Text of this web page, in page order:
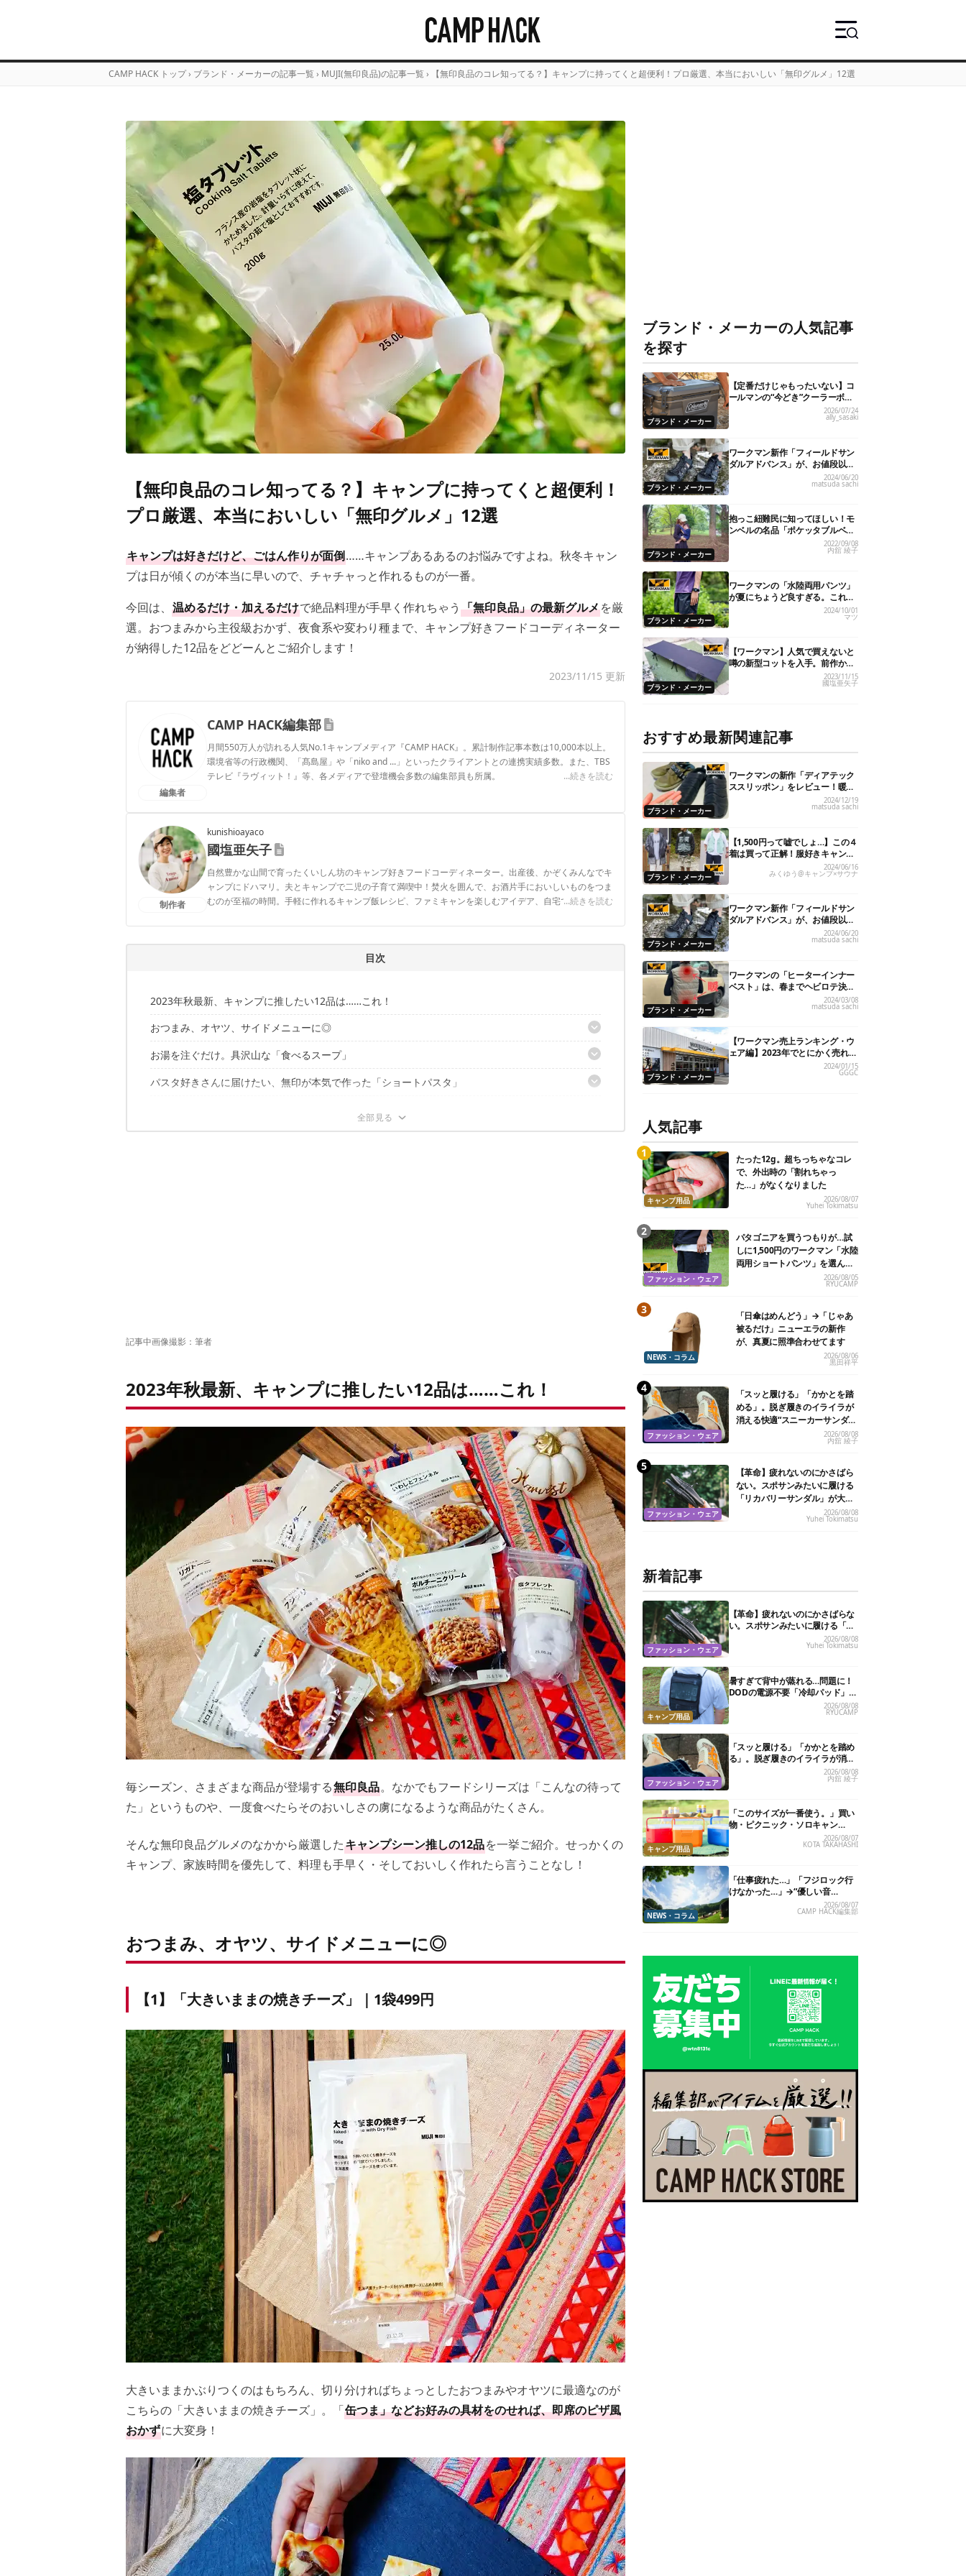
CAMP HACK トップ › ブランド・メーカーの記事一覧 › MUJI(無印良品)の記事一覧 › 【無印良品のコレ知ってる？】キャンプに持ってくと超便利！プロ厳選、本当においしい「無印グルメ」12選
【無印良品のコレ知ってる？】キャンプに持ってくと超便利！
プロ厳選、本当においしい「無印グルメ」12選
キャンプは好きだけど、ごはん作りが面倒……キャンプあるあるのお悩みですよね。秋冬キャン
プは日が傾くのが本当に早いので、チャチャっと作れるものが一番。
今回は、 温めるだけ・加えるだけで絶品料理が手早く作れちゃう 「無印良品」の最新グルメを厳
選。おつまみから主役級おかず、夜食系や変わり種まで、キャンプ好きフードコーディネーター
が納得した12品をどどーんとご紹介します！
2023/11/15 更新
編集者
CAMP HACK編集部
月間550万人が訪れる人気No.1キャンプメディア『CAMP HACK』。累計制作記事本数は10,000本以上。
環境省等の行政機関、「髙島屋」や「niko and ...」といったクライアントとの連携実績多数。また、TBS
テレビ『ラヴィット！』等、各メディアで登壇機会多数の編集部員も所属。
...続きを読む
制作者
kunishioayaco
國塩亜矢子
自然豊かな山間で育ったくいしん坊のキャンプ好きフードコーディネーター。出産後、かぞくみんなでキ
ャンプにドハマリ。夫とキャンプで二児の子育て満喫中！焚火を囲んで、お酒片手においしいものをつま
むのが至福の時間。手軽に作れるキャンプ飯レシピ、ファミキャンを楽しむアイデア、自宅でも使える便
でもおいしい情報を発信している。レシピ開発・監修・栄養学コラムも多数のママキャンパー。
...続きを読む
目次
2023年秋最新、キャンプに推したい12品は……これ！
おつまみ、オヤツ、サイドメニューに◎
【1】「大きいままの焼きチーズ」｜1袋499円
お湯を注ぐだけ。具沢山な「食べるスープ」
【2】「オクラ入りねばねば野菜のスープ」｜4食入り420円
パスタ好きさんに届けたい、無印が本気で作った「ショートパスタ」
こんなの待ってた……パスタ作りの救世主があらわれた！
記事中画像撮影：筆者
2023年秋最新、キャンプに推したい12品は……これ！
毎シーズン、さまざまな商品が登場する無印良品。なかでもフードシリーズは「こんなの待って
た」というものや、一度食べたらそのおいしさの虜になるような商品がたくさん。
そんな無印良品グルメのなかから厳選したキャンプシーン推しの12品を一挙ご紹介。せっかくの
キャンプ、家族時間を優先して、料理も手早く・そしておいしく作れたら言うことなし！
おつまみ、オヤツ、サイドメニューに◎
【1】「大きいままの焼きチーズ」｜1袋499円
大きいままかぶりつくのはもちろん、切り分ければちょっとしたおつまみやオヤツに最適なのが
こちらの「大きいままの焼きチーズ」。「缶つま」などお好みの具材をのせれば、即席のピザ風
おかずに大変身！
ブランド・メーカーの人気記事
を探す
ブランド・メーカー
【定番だけじゃもったいない】コ
ールマンの“今どき”クーラーボッ
クス7選！
2026/07/24
ally_sasaki
ブランド・メーカー
ワークマン新作「フィールドサン
ダルアドバンス」が、お値段以上
のハイクオリティ！
2024/06/20
matsuda sachi
ブランド・メーカー
抱っこ紐難民に知ってほしい！モ
ンベルの名品「ポケッタブルベビ
ーキャリア」が全パパママにおす
2022/09/08
内舘 綾子
ブランド・メーカー
ワークマンの「水陸両用パンツ」
が夏にちょうど良すぎる。これで
1,900円ってどゆこと…
2024/10/01
マツ
ブランド・メーカー
【ワークマン】人気で買えないと
噂の新型コットを入手。前作から
超進化したコスパの良さに脱帽で
す
2023/11/15
國塩亜矢子
おすすめ最新関連記事
ブランド・メーカー
ワークマンの新作「ディアテック
ススリッポン」をレビュー！暖か
2024/12/19
matsuda sachi
ブランド・メーカー
【1,500円って嘘でしょ…】この４
着は買って正解！服好きキャンパ
ーの「ワークマン」ガチ買い夏服
2024/06/16
みくゆう@キャンプ×サウナ
ブランド・メーカー
ワークマン新作「フィールドサン
ダルアドバンス」が、お値段以上
のハイクオリティ！
2024/06/20
matsuda sachi
ブランド・メーカー
ワークマンの「ヒーターインナー
ベスト」は、春までヘビロテ決定
です！
2024/03/08
matsuda sachi
ブランド・メーカー
【ワークマン売上ランキング・ウ
ェア編】2023年でとにかく売れた
人気製品TOP5
2024/01/15
GGGC
人気記事
キャンプ用品
たった12g。超ちっちゃなコレ
で、外出時の「割れちゃっ
た…」がなくなりました
2026/08/07
Yuhei Tokimatsu
ファッション・ウェア
パタゴニアを買うつもりが…試
しに1,500円のワークマン「水陸
両用ショートパンツ」を選んだ
2026/08/05
RYUCAMP
NEWS・コラム
「日傘はめんどう」→「じゃあ
被るだけ」ニューエラの新作
が、真夏に照準合わせてます
2026/08/06
黒田祥平
ファッション・ウェア
「スッと履ける」「かかとを踏
める」。脱ぎ履きのイライラが
消える快適“スニーカーサンダ
2026/08/08
内舘 綾子
ファッション・ウェア
【革命】疲れないのにかさばら
ない。スポサンみたいに履ける
「リカバリーサンダル」が大本
2026/08/08
Yuhei Tokimatsu
新着記事
ファッション・ウェア
【革命】疲れないのにかさばらな
い。スポサンみたいに履ける「リ
カバリーサンダル」が大本命！
2026/08/08
Yuhei Tokimatsu
キャンプ用品
暑すぎて背中が蒸れる…問題に！
DODの電源不要「冷却パッド」を
試したら、夏の移動がラクになっ
た
2026/08/08
RYUCAMP
ファッション・ウェア
「スッと履ける」「かかとを踏め
る」。脱ぎ履きのイライラが消え
る快適“スニーカーサンダル”6選
2026/08/08
内舘 綾子
キャンプ用品
「このサイズが一番使う。」買い
物・ピクニック・ソロキャン
に“ちょうどいい”小型クーラーボ
ックス13選
2026/08/07
KOTA TAKAHASHI
NEWS・コラム
「仕事疲れた…」「フジロック行
けなかった…」→“優しい音
楽”と“大きな自然”で治癒。まだ間
に合います。
2026/08/07
CAMP HACK編集部